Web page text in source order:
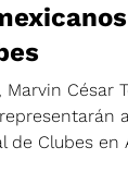
Marvin César
de Clubes en